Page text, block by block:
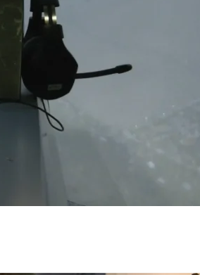
Vytvořeno od